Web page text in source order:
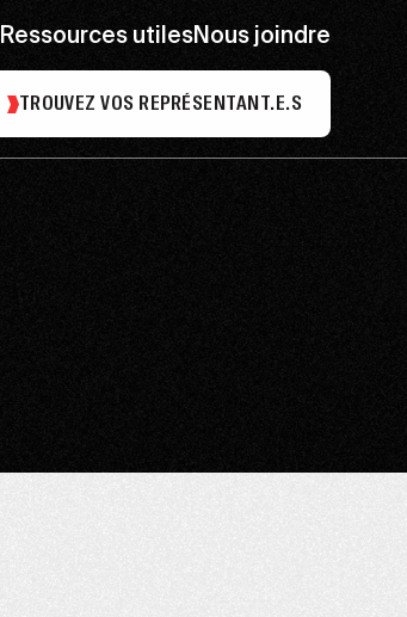
Ressources utilesNous joindre
TROUVEZ VOS REPRÉSENTANT.E.S